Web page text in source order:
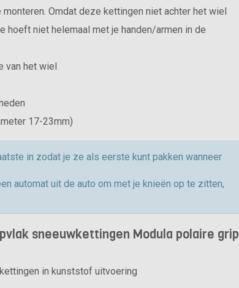
Omdat deze kettingen niet achter het wiel
hoeft niet helemaal met je handen/armen in de
van het wiel
17-23mm)
in zodat je ze als eerste kunt pakken wanneer
automat uit de auto om met je knieën op te zitten,
sneeuwkettingen Modula polaire grip
in kunststof uitvoering